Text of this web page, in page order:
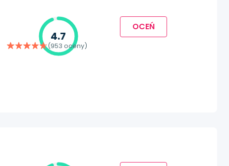
4.7
(953 oceny)
OCEŃ